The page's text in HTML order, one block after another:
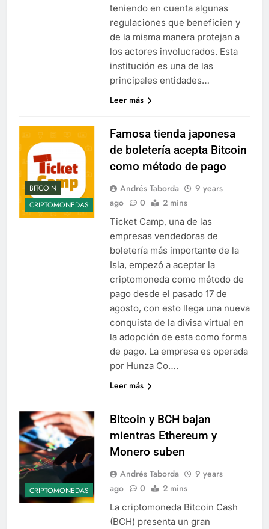
teniendo en cuenta algunas
regulaciones que beneficien y
de la misma manera protejan a
los actores involucrados. Esta
institución es una de las
principales entidades…
Leer más
BITCOIN
CRIPTOMONEDAS
Famosa tienda japonesa
de boletería acepta Bitcoin
como método de pago
Andrés Taborda
9 years
ago
0 2 mins
Ticket Camp, una de las
empresas vendedoras de
boletería más importante de la
Isla, empezó a aceptar la
criptomoneda como método de
pago desde el pasado 17 de
agosto, con esto llega una nueva
conquista de la divisa virtual en
la adopción de esta como forma
de pago. La empresa es operada
por Hunza Co….
Leer más
CRIPTOMONEDAS
Bitcoin y BCH bajan
mientras Ethereum y
Monero suben
Andrés Taborda
9 years
ago
0 2 mins
La criptomoneda Bitcoin Cash
(BCH) presenta un gran